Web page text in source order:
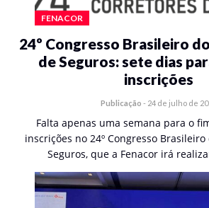
FENACOR
24º Congresso Brasileiro
de Seguros: sete dias
inscrições
Publicação - 24 de julho de
Falta apenas uma semana para o
inscrições no 24º Congresso
Seguros, que a Fenacor irá